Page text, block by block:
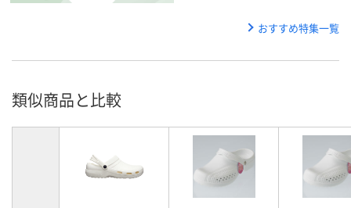
おすすめ特集一覧
類似商品と比較